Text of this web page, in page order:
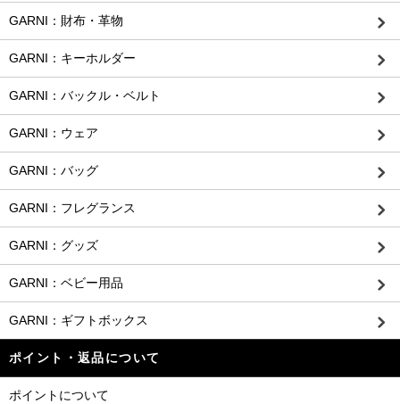
GARNI：財布・革物
GARNI：キーホルダー
GARNI：バックル・ベルト
GARNI：ウェア
GARNI：バッグ
GARNI：フレグランス
GARNI：グッズ
GARNI：ベビー用品
GARNI：ギフトボックス
ポイント・返品について
ポイントについて